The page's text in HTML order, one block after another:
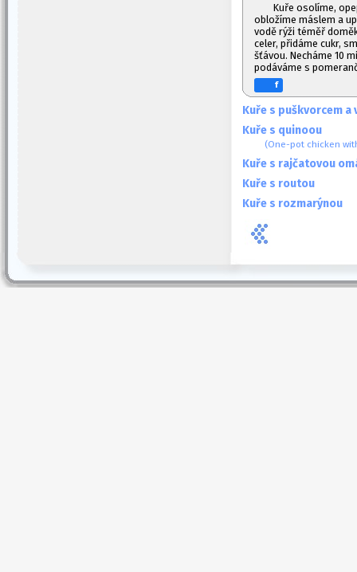
Kuře osolíme,
obložíme máslem a
vodě rýži téměř
celer, přidáme cukr,
šťávou. Necháme 10
podáváme s
f
Kuře s puškvorcem a
Kuře s quinoou
(One-pot chicken
Kuře s rajčatovou
Kuře s routou
Kuře s rozmarýnou